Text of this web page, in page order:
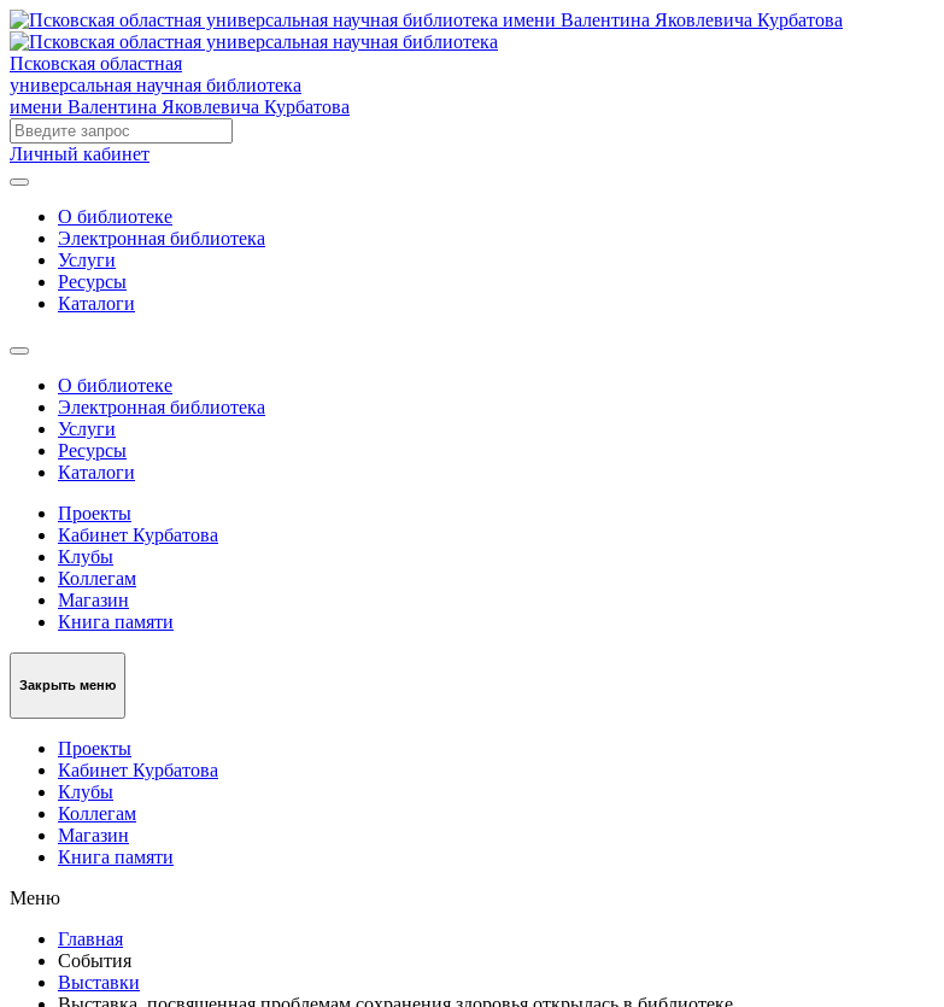
Псковская областная
универсальная научная библиотека
имени Валентина Яковлевича Курбатова
Личный кабинет
О библиотеке
Электронная библиотека
Услуги
Ресурсы
Каталоги
О библиотеке
Электронная библиотека
Услуги
Ресурсы
Каталоги
Проекты
Кабинет Курбатова
Клубы
Коллегам
Магазин
Книга памяти
Закрыть меню
Проекты
Кабинет Курбатова
Клубы
Коллегам
Магазин
Книга памяти
Меню
Главная
События
Выставки